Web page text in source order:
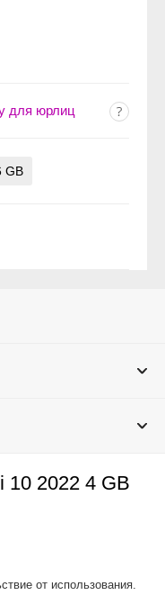
для юрлиц
GB
2022 4 GB
от использования.